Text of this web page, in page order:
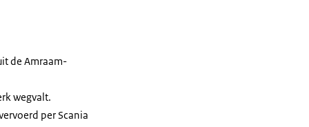
de Amraam-
wegvalt.
per Scania